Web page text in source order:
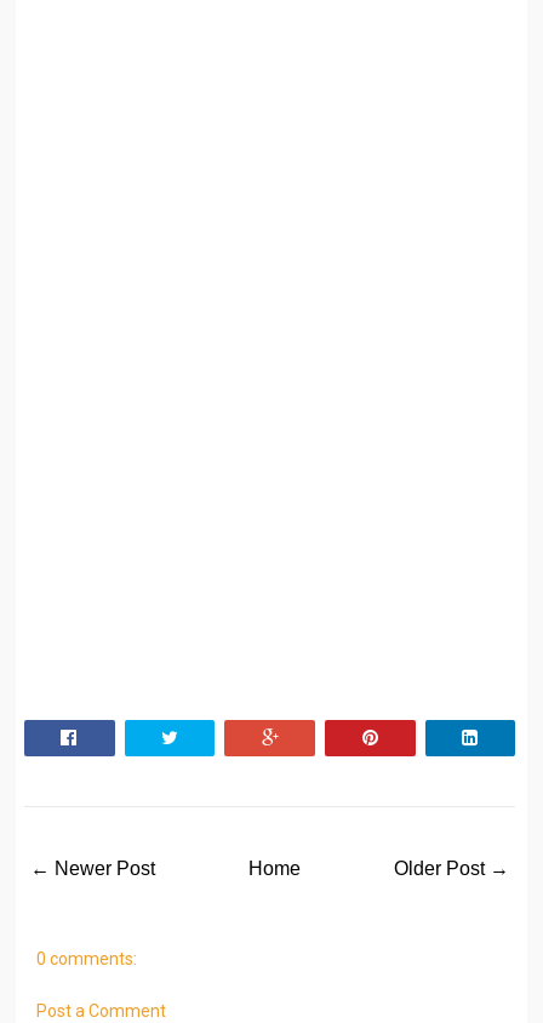
← Newer Post Older Post →
Home
0 comments:
Post a Comment